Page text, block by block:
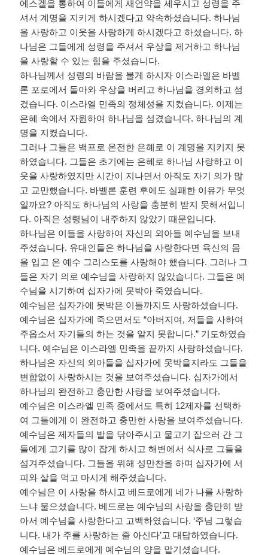
에스겔을 통하여 이들에게 새언약을 세우시고 성령을 주
셔서 계명을 지키게 하시겠다고 약속하셨습니다.하나님
을 사랑하고 이웃을 사랑하게 하시겠다고 하셨습니다.하
나님은 그들에게 성령을 주셔서 우상을 제거하고 하나님
을 사랑할 수 있는 힘을 주셨습니다.
하나님께서 성령의 바람을 불게 하시자 이스라엘은 바벨
론 포로에서 돌아와 우상을 버리고 하나님을 경외하고 섬
겼습니다. 이스라엘 민족의 정체성을 지켰습니다. 이제는
은혜 속에서 자원하여 하나님을 섬겼습니다.하나님의 계
명을 지켰습니다.
그러나 그들은 백프로 온전한 은혜로 이 계명을 지키지 못
하였습니다. 그들은 초기에는 은혜로 하나님 사랑하고 이
웃을 사랑하였지만 시간이 지나면서 아직도 자기 의가 많
고 교만했습니다. 바벨론 훈련 후에도 실패한 이유가 무엇
일까요? 아직도 하나님의 사랑을 충분히 받지 못해서입니
다. 아직은 성령님이 내주하지 않았기 때문입니다.
하나님은 이들을 사랑하여 자신의 외아들 예수님을 보내
주셨습니다. 유대인들은 하나님을 사랑한다면 육신의 몸
을 입고 온 예수 그리스도를 사랑해야 했습니다. 그러나 그
들은 자기 의로 예수님을 사랑하지 않았습니다. 그들은 예
수님을 시기하여 십자가에 못박아 죽였습니다.
예수님은 십자가에 못박은 이들까지도 사랑하셨습니다.
예수님은 십자가에 죽으면서도“아버지여 , 저들을 사하여
주옵소서 자기들의 하는 것을 알지 못합니다.” 기도하였습
니다. 예수님은 이스라엘 민족을 끝까지 사랑하셨습니다.
하나님은 자신의 외아들을 십자가에 못박을지라도 그들을
변합없이 사랑하시는 것을 보여주셨습니다. 십자가에서
하나님의 완전하고 충만한 사랑을 보여주셨습니다.
예수님은 이스라엘 민족 중에서도 특히 12제자를 선택하
여 그들에게 이 완전하고 충만한 사랑을 보여주셨습니다.
예수님은 제자들의 발을 닦아주시고 물고기 잡으러 간 그
들에게 고기를 많이 잡게 하시고 해변에서 식사로 그들을
섬겨주셨습니다. 그들을 위해 성만찬을 하며 십자가에 서
피와 살을 먹고 마시게 해주셨습니다.
예수님은 이 사랑을 하시고 베드로에게 네가 나를 사랑하
느냐 물으셨습니다. 베드로는 예수님의 사랑을 충만히 받
아서 예수님을 사랑한다고 고백하였습니다. ‘주님 그렇습
니다. 내가 주를 사랑하는 줄 아신다’고 대답하였습니다.
예수님은 베드로에게 예수님의 양을 맡기셨습니다.